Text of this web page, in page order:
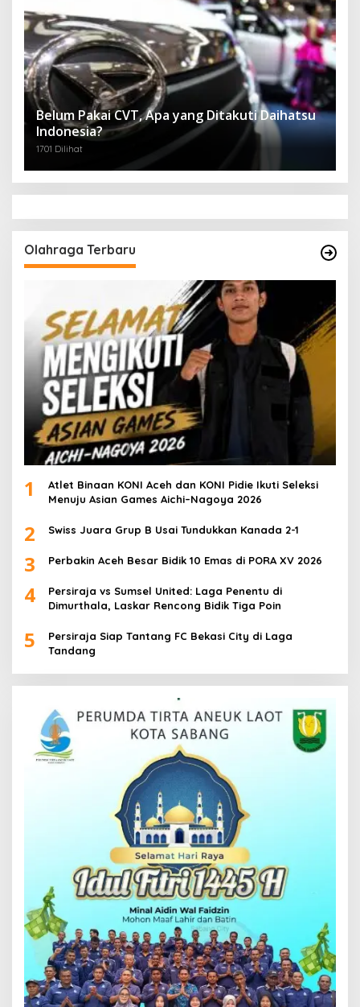
Belum Pakai CVT, Apa yang Ditakuti Daihatsu
Indonesia?
1701 Dilihat
Olahraga Terbaru
1
Atlet Binaan KONI Aceh dan KONI Pidie Ikuti Seleksi
Menuju Asian Games Aichi–Nagoya 2026
2 Swiss Juara Grup B Usai Tundukkan Kanada 2-1
3 Perbakin Aceh Besar Bidik 10 Emas di PORA XV 2026
4
Persiraja vs Sumsel United: Laga Penentu di
Dimurthala, Laskar Rencong Bidik Tiga Poin
5
Persiraja Siap Tantang FC Bekasi City di Laga
Tandang